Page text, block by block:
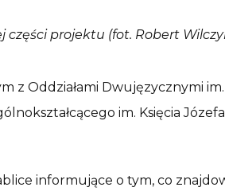
części projektu (fot. Robert
z Oddziałami Dwujęzycznymi
im. Księcia
informujące o tym, co